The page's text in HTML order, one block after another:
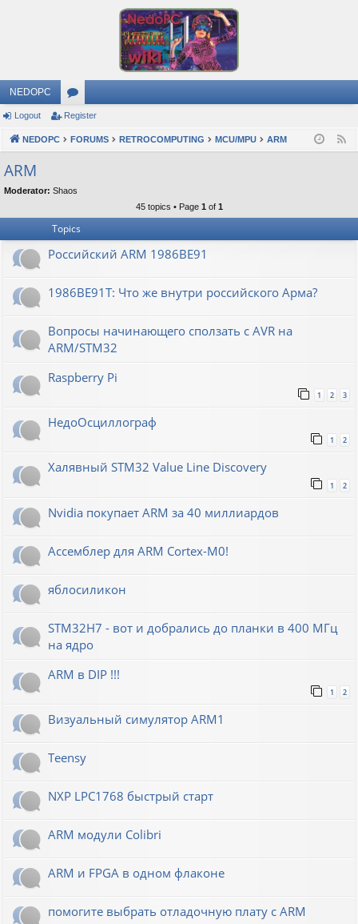
NEDOPC
or
u
s
Logout Register
NEDOPC FORUMS RETROCOMPUTING MCU/MPU ARM
ARM
Moderator: Shaos
45 topics • Page 1 of 1
Topics
Российский ARM 1986ВЕ91
1986ВЕ91Т: Что же внутри российского Арма?
Вопросы начинающего сползать с AVR на
ARM/STM32
Raspberry Pi
1 2 3
НедоОсциллограф
1 2
Халявный STM32 Value Line Discovery
1 2
Nvidia покупает ARM за 40 миллиардов
Ассемблер для ARM Cortex-M0!
яблосиликон
STM32H7 - вот и добрались до планки в 400 МГц
на ядро
ARM в DIP !!!
1 2
Визуальный симулятор ARM1
Teensy
NXP LPC1768 быстрый старт
ARM модули Colibri
ARM и FPGA в одном флаконе
помогите выбрать отладочную плату с ARM